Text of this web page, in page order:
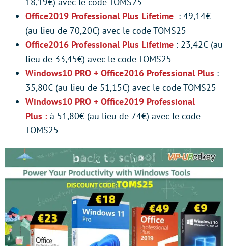
Office2019 Professional Plus Lifetime : 49,14€
(au lieu de 70,20€) avec le code TOMS25
Office2016 Professional Plus Lifetime : 23,42€ (au
lieu de 33,45€) avec le code TOMS25
Windows10 PRO + Office2016 Professional Plus :
35,80€ (au lieu de 51,15€) avec le code TOMS25
Windows10 PRO + Office2019 Professional
Plus : à 51,80€ (au lieu de 74€) avec le code
TOMS25